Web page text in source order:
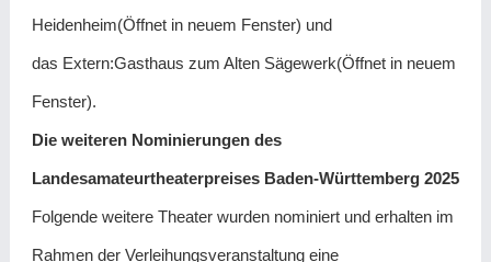
Heidenheim(Öffnet in neuem Fenster) und
das Extern:Gasthaus zum Alten Sägewerk(Öffnet in neuem
Fenster).
Die weiteren Nominierungen des
Landesamateurtheaterpreises Baden-Württemberg 2025
Folgende weitere Theater wurden nominiert und erhalten im
Rahmen der Verleihungsveranstaltung eine